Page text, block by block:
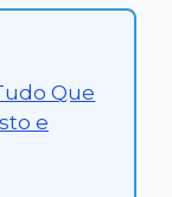
Que
e